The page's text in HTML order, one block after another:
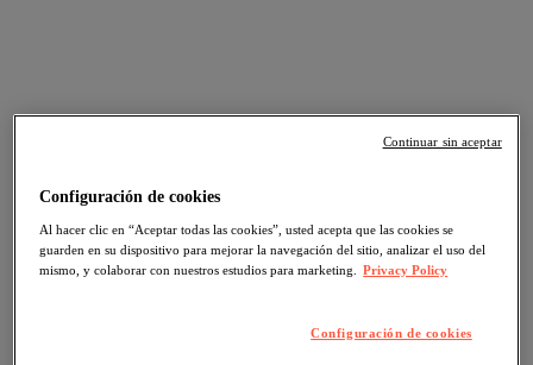
Configuración de cookies
Al hacer clic en “Aceptar todas las cookies”, usted acepta que las cookies se
guarden en su dispositivo para mejorar la navegación del sitio, analizar el uso del
mismo, y colaborar con nuestros estudios para marketing. Privacy Policy
Configuración de cookies
Continuar sin aceptar